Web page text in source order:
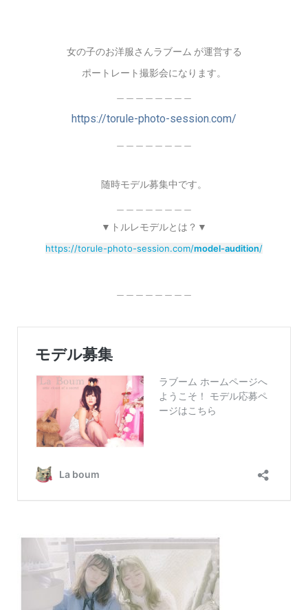
女の子のお洋服さんラブーム が運営する
ポートレート撮影会になります。
https://torule-photo-session.com/
随時モデル募集中です。
▼トルレモデルとは？▼
https://torule-photo-session.com/model-audition/